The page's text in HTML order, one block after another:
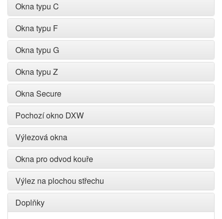
Okna typu C
Okna typu F
Okna typu G
Okna typu Z
Okna Secure
Pochozí okno DXW
Výlezová okna
Okna pro odvod kouře
Výlez na plochou střechu
Doplňky